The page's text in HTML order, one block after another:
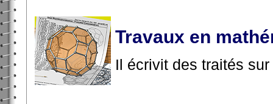
Travaux en
Il écrivit des traités